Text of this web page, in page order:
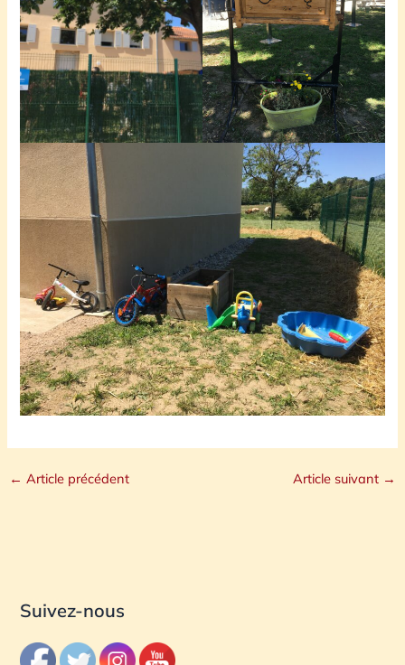
← Article précédent Article suivant →
Suivez-nous